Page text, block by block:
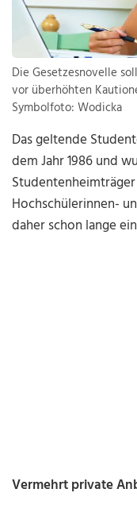
Die Gesetzesnovelle
vor überhöhten
Symbolfoto: Wodicka
Das geltende
dem Jahr 1986 und
Hochschülerinnen-
daher schon lange
Vermehrt private